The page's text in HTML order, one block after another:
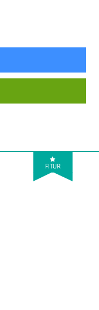
FITUR